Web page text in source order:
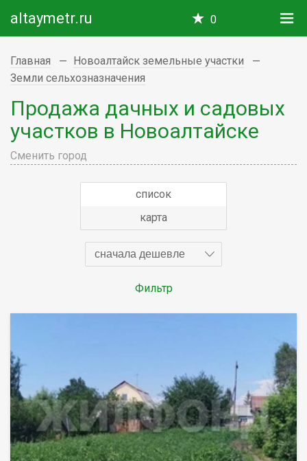
altaymetr.ru 0
Главная
Новоалтайск земельные участки
Земли сельхозназначения
Продажа дачных и садовых
участков в Новоалтайске
Сменить город
список
карта
сначала дешевле
Фильтр